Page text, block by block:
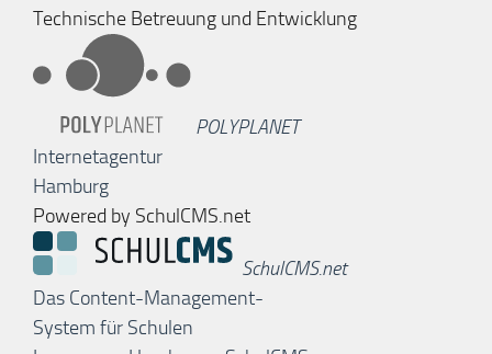
Technische Betreuung und Entwicklung
POLYPLANET
Internetagentur
Hamburg
Powered by SchulCMS.net
SchulCMS.net
Das Content-Management-
System für Schulen